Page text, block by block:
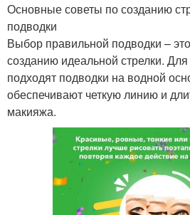
Основные советы по созданию
подводки
Выбор правильной подводки –
созданию идеальной стрелки.
подходят подводки на водной
обеспечивают четкую линию и
макияжа.